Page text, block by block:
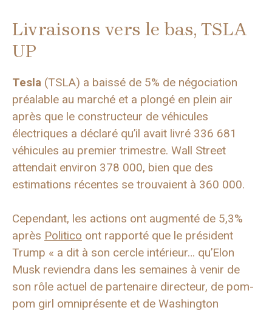
Livraisons vers le bas, TSLA
UP
Tesla (TSLA) a baissé de 5% de négociation
préalable au marché et a plongé en plein air
après que le constructeur de véhicules
électriques a déclaré qu’il avait livré 336 681
véhicules au premier trimestre. Wall Street
attendait environ 378 000, bien que des
estimations récentes se trouvaient à 360 000.
Cependant, les actions ont augmenté de 5,3%
après Politico ont rapporté que le président
Trump « a dit à son cercle intérieur… qu’Elon
Musk reviendra dans les semaines à venir de
son rôle actuel de partenaire directeur, de pom-
pom girl omniprésente et de Washington